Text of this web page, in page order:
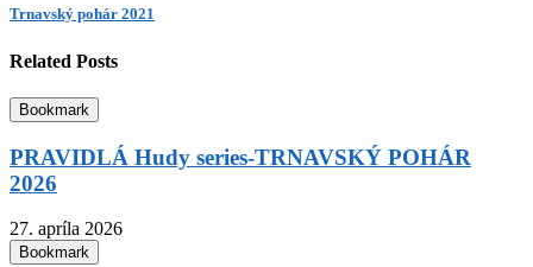
Trnavský pohár 2021
Related Posts
Bookmark
PRAVIDLÁ Hudy series-TRNAVSKÝ POHÁR
2026
27. apríla 2026
Bookmark